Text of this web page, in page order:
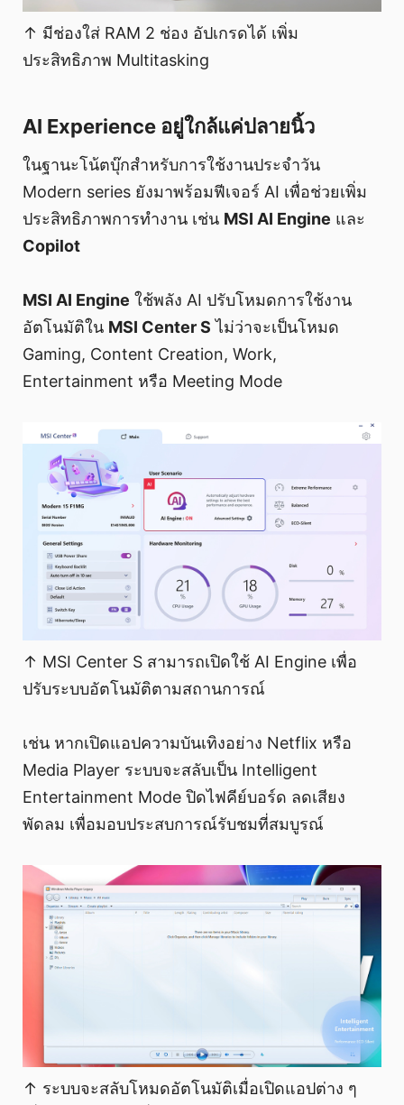
↑ มีช่องใส่ RAM 2 ช่อง อัปเกรดได้ เพิ่ม
ประสิทธิภาพ Multitasking
AI Experience อยู่ใกล้แค่ปลายนิ้ว
ในฐานะโน้ตบุ๊กสำหรับการใช้งานประจำวัน
Modern series ยังมาพร้อมฟีเจอร์ AI เพื่อช่วยเพิ่ม
ประสิทธิภาพการทำงาน เช่น MSI AI Engine และ
Copilot
MSI AI Engine ใช้พลัง AI ปรับโหมดการใช้งาน
อัตโนมัติใน MSI Center S ไม่ว่าจะเป็นโหมด
Gaming, Content Creation, Work,
Entertainment หรือ Meeting Mode
↑ MSI Center S สามารถเปิดใช้ AI Engine เพื่อ
ปรับระบบอัตโนมัติตามสถานการณ์
เช่น หากเปิดแอปความบันเทิงอย่าง Netflix หรือ
Media Player ระบบจะสลับเป็น Intelligent
Entertainment Mode ปิดไฟคีย์บอร์ด ลดเสียง
พัดลม เพื่อมอบประสบการณ์รับชมที่สมบูรณ์
↑ ระบบจะสลับโหมดอัตโนมัติเมื่อเปิดแอปต่าง ๆ